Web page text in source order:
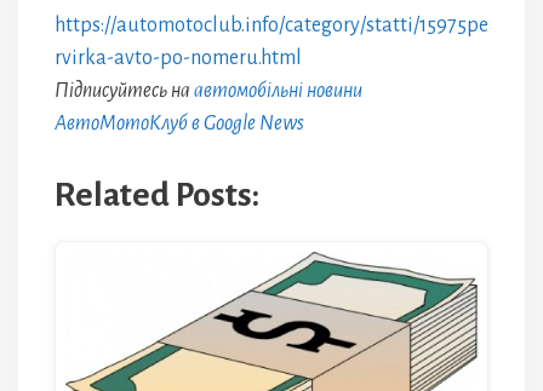
https://automotoclub.info/category/statti/15975pe
rvirka-avto-po-nomeru.html
Підписуйтесь на автомобільні новини
АвтоМотоКлуб в Google News
Related Posts: